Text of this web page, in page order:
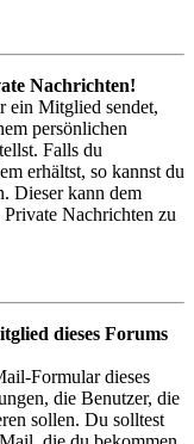
Nachrichten!
ein Mitglied sendet,
persönlichen
Falls du
erhältst, so kannst du
Dieser kann dem
Nachrichten zu
dieses Forums
Formular dieses
die Benutzer, die
sollen. Du solltest